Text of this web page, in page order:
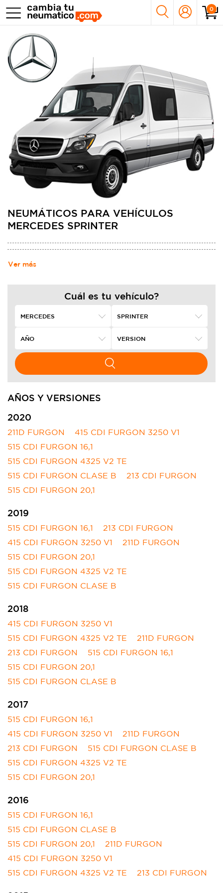
0
NEUMÁTICOS PARA VEHÍCULOS
MERCEDES SPRINTER
Ver más
Cuál es tu vehículo?
AÑOS Y VERSIONES
2020
211D FURGON
415 CDI FURGON 3250 V1
515 CDI FURGON 16,1
515 CDI FURGON 4325 V2 TE
515 CDI FURGON CLASE B
213 CDI FURGON
515 CDI FURGON 20,1
2019
515 CDI FURGON 16,1
213 CDI FURGON
415 CDI FURGON 3250 V1
211D FURGON
515 CDI FURGON 20,1
515 CDI FURGON 4325 V2 TE
515 CDI FURGON CLASE B
2018
415 CDI FURGON 3250 V1
515 CDI FURGON 4325 V2 TE
211D FURGON
213 CDI FURGON
515 CDI FURGON 16,1
515 CDI FURGON 20,1
515 CDI FURGON CLASE B
2017
515 CDI FURGON 16,1
415 CDI FURGON 3250 V1
211D FURGON
213 CDI FURGON
515 CDI FURGON CLASE B
515 CDI FURGON 4325 V2 TE
515 CDI FURGON 20,1
2016
515 CDI FURGON 16,1
515 CDI FURGON CLASE B
515 CDI FURGON 20,1
211D FURGON
415 CDI FURGON 3250 V1
515 CDI FURGON 4325 V2 TE
213 CDI FURGON